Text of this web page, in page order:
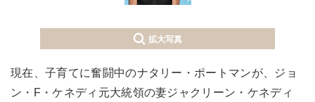
拡大写真
現在、子育てに奮闘中のナタリー・ポートマンが、ジョ
ン・F・ケネディ元大統領の妻ジャクリーン・ケネディ